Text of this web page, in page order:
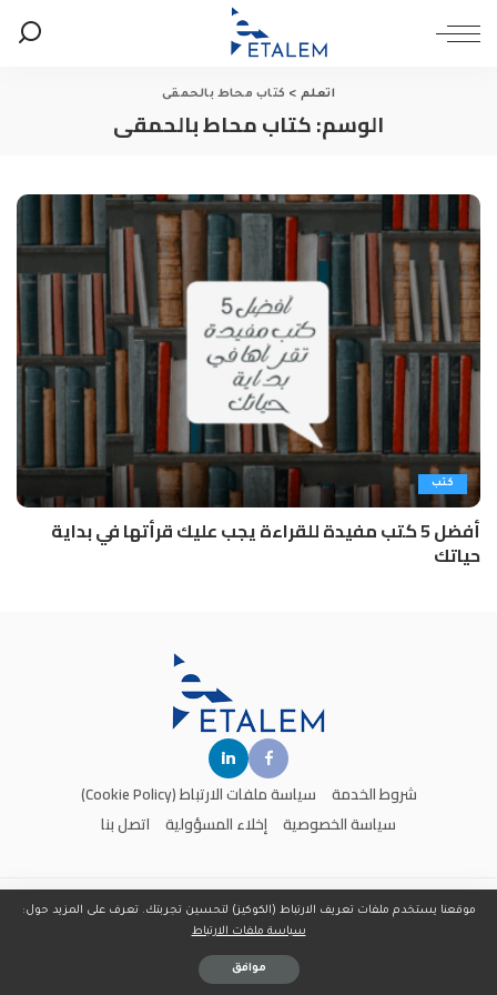
اتعلم > كتاب محاط بالحمقى
الوسم:كتاب محاط بالحمقى
كتب
أفضل 5 كتب مفيدة للقراءة يجب عليك قرأتها في بداية
حياتك
شروط الخدمة سياسة ملفات الارتباط (Cookie Policy)
سياسة الخصوصية إخلاء المسؤولية اتصل بنا
جميع الحقوق محفوظة لدى موقعإتعلم- تم تطوير وتصميم الموقع من قبل PixieDynamic
موقعنا يستخدم ملفات تعريف الارتباط (الكوكيز) لتحسين تجربتك. تعرف على المزيد حول:
سياسة ملفات الارتباط
موافق